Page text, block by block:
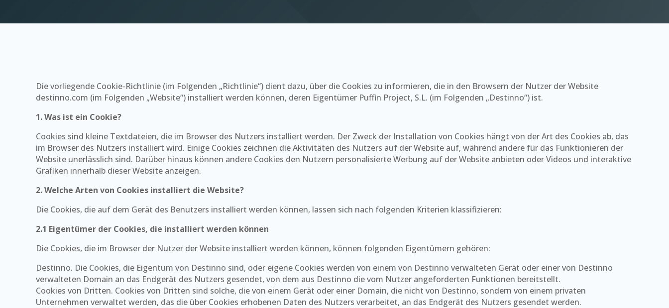
Die vorliegende Cookie-Richtlinie (im Folgenden „Richtlinie“) dient dazu, über die Cookies zu informieren, die in den Browsern der Nutzer der Website
destinno.com (im Folgenden „Website“) installiert werden können, deren Eigentümer Puffin Project, S.L. (im Folgenden „Destinno“) ist.
1. Was ist ein Cookie?
Cookies sind kleine Textdateien, die im Browser des Nutzers installiert werden. Der Zweck der Installation von Cookies hängt von der Art des Cookies ab, das
im Browser des Nutzers installiert wird. Einige Cookies zeichnen die Aktivitäten des Nutzers auf der Website auf, während andere für das Funktionieren der
Website unerlässlich sind. Darüber hinaus können andere Cookies den Nutzern personalisierte Werbung auf der Website anbieten oder Videos und interaktive
Grafiken innerhalb dieser Website anzeigen.
2. Welche Arten von Cookies installiert die Website?
Die Cookies, die auf dem Gerät des Benutzers installiert werden können, lassen sich nach folgenden Kriterien klassifizieren:
2.1 Eigentümer der Cookies, die installiert werden können
Die Cookies, die im Browser der Nutzer der Website installiert werden können, können folgenden Eigentümern gehören:
Destinno. Die Cookies, die Eigentum von Destinno sind, oder eigene Cookies werden von einem von Destinno verwalteten Gerät oder einer von Destinno
verwalteten Domain an das Endgerät des Nutzers gesendet, von dem aus Destinno die vom Nutzer angeforderten Funktionen bereitstellt.
Cookies von Dritten. Cookies von Dritten sind solche, die von einem Gerät oder einer Domain, die nicht von Destinno, sondern von einem privaten
Unternehmen verwaltet werden, das die über Cookies erhobenen Daten des Nutzers verarbeitet, an das Endgerät des Nutzers gesendet werden.